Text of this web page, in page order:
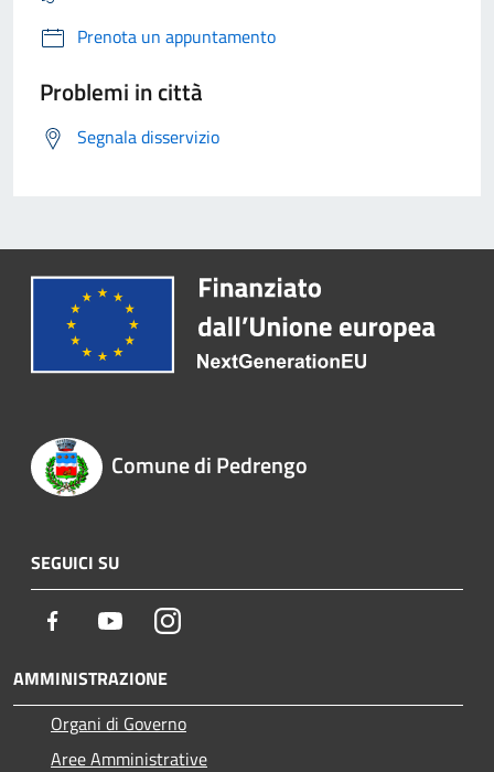
Prenota un appuntamento
Problemi in città
Segnala disservizio
Comune di Pedrengo
SEGUICI SU
Facebook YoutubeInstagram
AMMINISTRAZIONE
Organi di Governo
Aree Amministrative